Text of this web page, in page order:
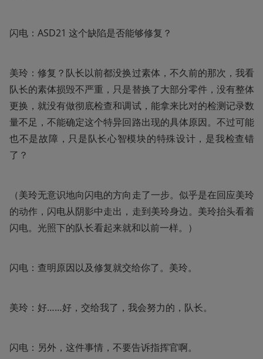
闪电：ASD21 这个缺陷是否能够修复？
美玲：修复？队长以前都没换过素体，不久前的那次，我看
队长的素体损毁不严重，只是替换了大部分零件，没有整体
更换，就没有做彻底检查和调试，能拿来比对的检测记录数
量不足，不能确定这个特异回路出现的具体原因。不过可能
也不是故障，只是队长心智模块的特殊设计，是我检查错
了？
（美玲无意识地向闪电的方向走了一步。似乎是在回应美玲
的动作，闪电从阴影中走出，走到美玲身边。美玲抬头看着
闪电。光照下的队长看起来就和以前一样。）
闪电：查明原因以及修复就交给你了。美玲。
美玲：好……好，交给我了，我会努力的，队长。
闪电：另外，这件事情，不要告诉指挥官啊。